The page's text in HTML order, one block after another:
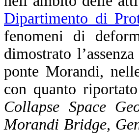
Dipartimento di
fenomeni di
dimostrato
ponte Morandi,
con quanto
Collapse Space
Morandi Bridge,